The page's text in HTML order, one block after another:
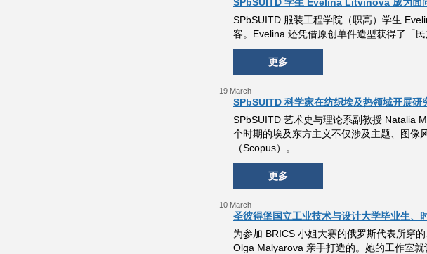
SPbSUITD 服装工程学院（职高）学生
客。Evelina 还凭借原创单件造型获得了「民
更多
19 March
SPbSUITD 科学家在纺织埃及热领域开展研
SPbSUITD 艺术史与理论系副教授 Natalia
个时期的埃及东方主义不仅涉及主题、图像
（Scopus）。
更多
10 March
圣彼得堡国立工业技术与设计大学毕业生
为参加 BRICS 小姐大赛的俄罗斯代表所穿
Olga Malyarova 亲手打造的。她的工作室